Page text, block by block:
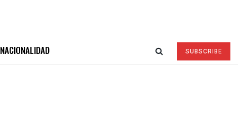
NACIONALIDAD SUBSCRIBE